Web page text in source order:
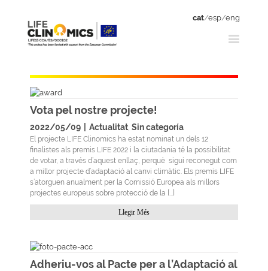
cat/esp/eng
Vota pel nostre projecte!
2022/05/09 Actualitat, Sin categoría
El projecte LIFE Clinomics ha estat nominat un dels 12
finalistes als premis LIFE 2022 i la ciutadania té la possibilitat
de votar, a través d’aquest enllaç, perquè sigui reconegut com
a millor projecte d’adaptació al canvi climàtic. Els premis LIFE
s’atorguen anualment per la Comissió Europea als millors
projectes europeus sobre protecció de la [...]
Llegir Més
Adheriu-vos al Pacte per a l’Adaptació al